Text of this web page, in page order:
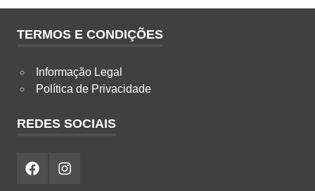
TERMOS E CONDIÇÕES
Informação Legal
Política de Privacidade
REDES SOCIAIS
FacebookInstagram